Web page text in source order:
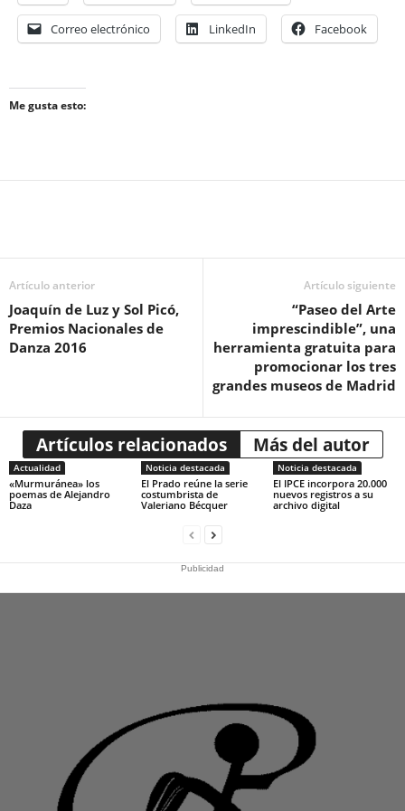
Correo electrónico LinkedIn Facebook
Me gusta esto:
Artículo anterior
Joaquín de Luz y Sol Picó,
Premios Nacionales de
Danza 2016
Artículo siguiente
“Paseo del Arte
imprescindible”, una
herramienta gratuita para
promocionar los tres
grandes museos de Madrid
Artículos relacionados Más del autor
Actualidad
«Murmuránea» los
poemas de Alejandro
Daza
Noticia destacada
El Prado reúne la serie
costumbrista de
Valeriano Bécquer
Noticia destacada
El IPCE incorpora 20.000
nuevos registros a su
archivo digital
Publicidad